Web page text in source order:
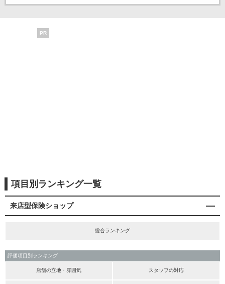
PR
項目別ランキング一覧
来店型保険ショップ
総合ランキング
評価項目別ランキング
店舗の立地・雰囲気 スタッフの対応